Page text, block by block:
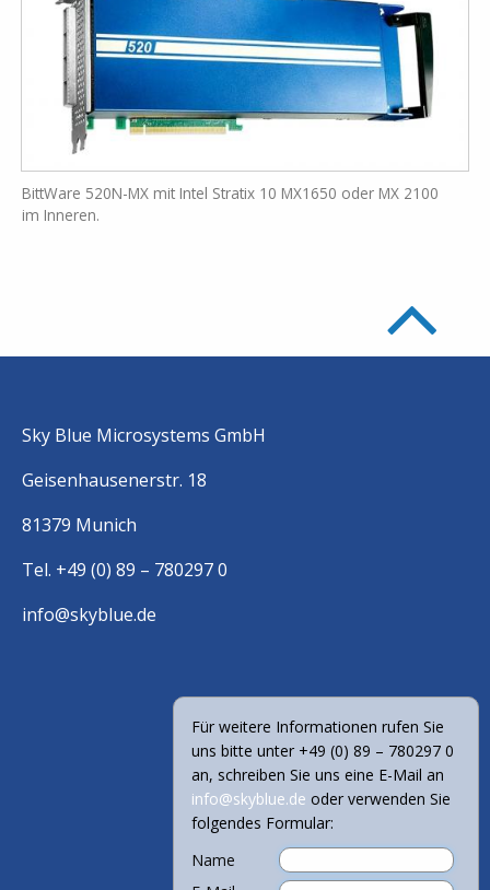
BittWare 520N-MX mit Intel Stratix 10 MX1650 oder MX 2100
im Inneren.
Sky Blue Microsystems GmbH
Geisenhausenerstr. 18
81379 Munich
Tel. +49 (0) 89 – 780297 0
info@skyblue.de
Für weitere Informationen rufen Sie
uns bitte unter +49 (0) 89 – 780297 0
an, schreiben Sie uns eine E-Mail an
info@skyblue.de oder verwenden Sie
folgendes Formular:
Name